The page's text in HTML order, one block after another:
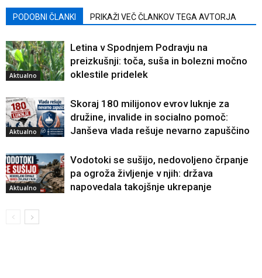
PODOBNI ČLANKI PRIKAŽI VEČ ČLANKOV TEGA AVTORJA
Aktualno
Letina v Spodnjem Podravju na
preizkušnji: toča, suša in bolezni močno
oklestile pridelek
Aktualno
Skoraj 180 milijonov evrov luknje za
družine, invalide in socialno pomoč:
Janševa vlada rešuje nevarno zapuščino
Aktualno
Vodotoki se sušijo, nedovoljeno črpanje
pa ogroža življenje v njih: država
napovedala takojšnje ukrepanje